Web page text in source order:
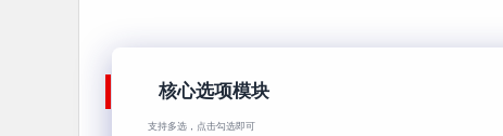
核心选项模块
支持多选，点击勾选即可